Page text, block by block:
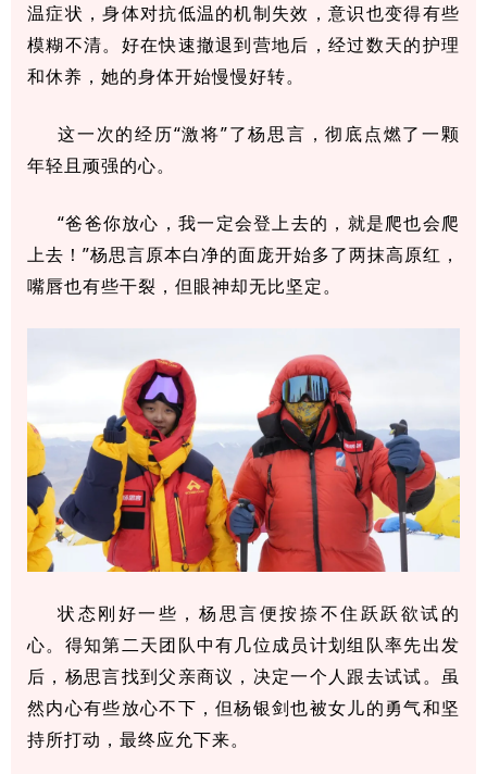
温症状，身体对抗低温的机制失效，意识也变得有些
模糊不清。好在快速撤退到营地后，经过数天的护理
和休养，她的身体开始慢慢好转。
这一次的经历“激将”了杨思言，彻底点燃了一颗
年轻且顽强的心。
“爸爸你放心，我一定会登上去的，就是爬也会爬
上去！”杨思言原本白净的面庞开始多了两抹高原红，
嘴唇也有些干裂，但眼神却无比坚定。
状态刚好一些，杨思言便按捺不住跃跃欲试的
心。得知第二天团队中有几位成员计划组队率先出发
后，杨思言找到父亲商议，决定一个人跟去试试。虽
然内心有些放心不下，但杨银剑也被女儿的勇气和坚
持所打动，最终应允下来。